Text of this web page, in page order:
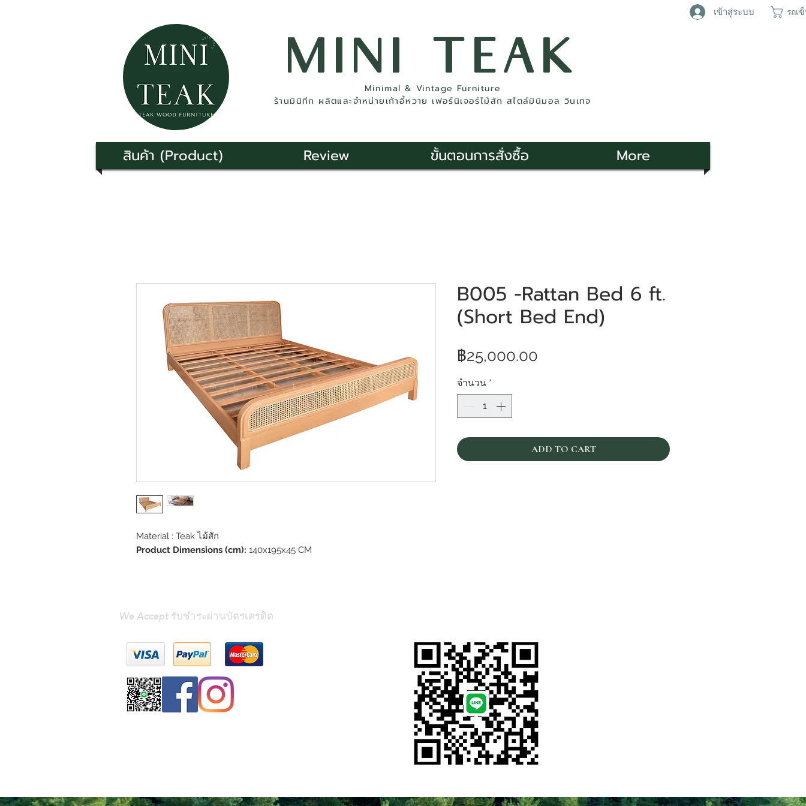
เข้าสู่ระบบ รถเ
MINI TEAK
Minimal & Vintage Furniture
ร้านมินิทีก ผลิตและจำหน่ายเก้าอี้หวาย เฟอร์นิเจอร์ไม้สัก สไตล์มินิมอล วินเทจ
สินค้า (Product) Review ขั้นตอนการสั่งซื้อ More
Material : Teak ไม้สัก
Product Dimensions (cm): 140x195x45 CM
B005 -Rattan Bed 6 ft.
(Short Bed End)
฿25,000.00
จำนวน *
ADD TO CART
We Accept รับชำระผ่านบัตรเครดิต